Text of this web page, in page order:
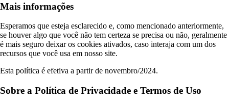
Mais informações
Esperamos que esteja esclarecido e, como mencionado anteriormente,
se houver algo que você não tem certeza se precisa ou não, geralmente
é mais seguro deixar os cookies ativados, caso interaja com um dos
recursos que você usa em nosso site.
Esta política é efetiva a partir de novembro/2024.
Sobre a Política de Privacidade e Termos de Uso